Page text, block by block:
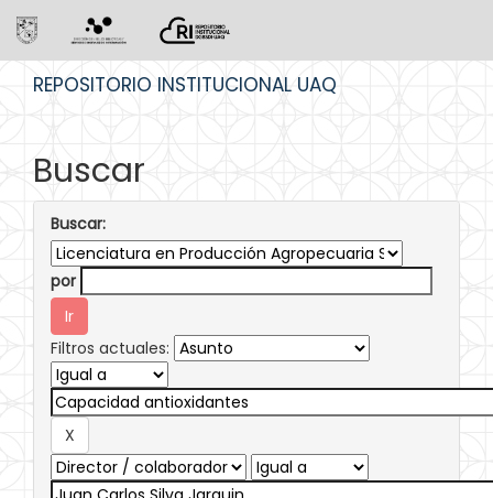
REPOSITORIO INSTITUCIONAL UAQ
Buscar
Buscar:
por
Filtros actuales: